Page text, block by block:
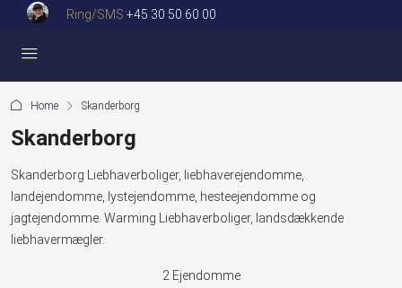
Ring/SMS +45 30 50 60 00
Home Skanderborg
Skanderborg
Skanderborg Liebhaverboliger, liebhaverejendomme,
landejendomme, lystejendomme, hesteejendomme og
jagtejendomme. Warming Liebhaverboliger, landsdækkende
liebhavermægler.
2 Ejendomme